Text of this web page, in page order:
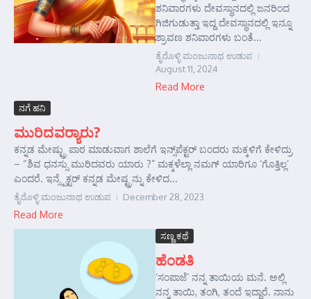
ಶನಿವಾರಗಳು ದೇವಸ್ಥಾನದಲ್ಲಿ ಜನರಿಂದ
ಗಿಜಿಗುಡುತ್ತಾ ಇದ್ದ ದೇವಸ್ಥಾನದಲ್ಲಿ ಇನ್ನೂ
ಶ್ರಾವಣ ಶನಿವಾರಗಳು ಬಂತೆ...
ತೈರೊಳ್ಳಿ ಮಂಜುನಾಥ ಉಡುಪ
August 11, 2024
Read More
ನಗೆ ಹನಿ
ಮುರಿದವರ್‍ಯಾರು?
ಕನ್ನಡ ಮೇಷ್ಟ್ರು ಪಾಠ ಮಾಡುವಾಗ ಶಾಲೆಗೆ ಇನ್ಸ್‌ಪೆಕ್ಟರ್‌ ಬಂದರು ಮಕ್ಕಳಿಗೆ ಕೇಳಿದ್ರು
– “ಶಿವ ಧನಸ್ಸು ಮುರಿದವರು ಯಾರು ?” ಮಕ್ಕಳೆಲ್ಲಾ ನಮಗ್ ಯಾರಿಗೂ ‘ಗೊತ್ತಿಲ್ಲ’
ಎಂದರೆ. ಇನ್ಸ್ಪೆಕ್ಟರ್ ಕನ್ನಡ ಮೇಷ್ಟ್ರನ್ನು ಕೇಳಿದ...
ತೈರೊಳ್ಳಿ ಮಂಜುನಾಥ ಉಡುಪ December 28, 2023
Read More
ಸಣ್ಣ ಕಥೆ
ಹೆಂಡತಿ
‘ಸಂಪಾಜೆ’ ನನ್ನ ತಾಯಿಯ ಮನೆ. ಅಲ್ಲಿ
ನನ್ನ ತಾಯಿ, ತಂಗಿ, ತಂದೆ ಇದ್ದಾರೆ. ನಾನು